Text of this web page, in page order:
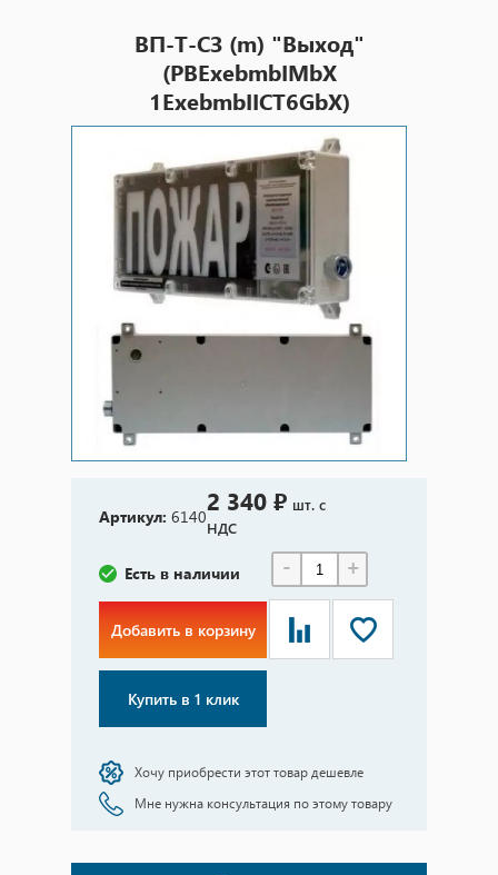
ВП-Т-СЗ (m) "Выход"
(PBExebmbIMbX
1ExebmbIICT6GbX)
Артикул: 61402 340 ₽ шт. с
НДС
Есть в наличии - +
Добавить в корзину
Купить в 1 клик
Хочу приобрести этот товар дешевле
Мне нужна консультация по этому товару